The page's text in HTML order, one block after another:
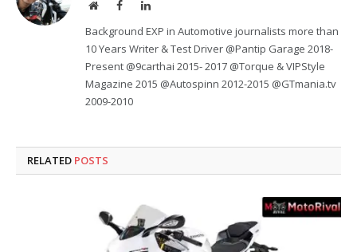
WebsiteFacebookLinkedIn
Background EXP in Automotive journalists more than
10 Years Writer & Test Driver @Pantip Garage 2018-
Present @9carthai 2015- 2017 @Torque & VIPStyle
Magazine 2015 @Autospinn 2012-2015 @GTmania.tv
2009-2010
RELATED POSTS